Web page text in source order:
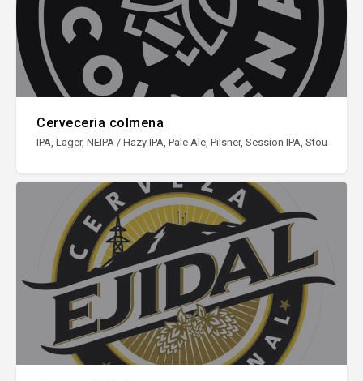
Cerveceria colmena
IPA, Lager, NEIPA / Hazy IPA, Pale Ale, Pilsner, Session IPA, Stout